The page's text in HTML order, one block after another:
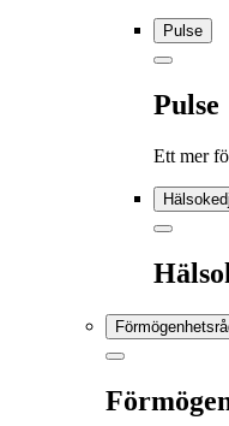
Pulse
Pulse
Ett mer